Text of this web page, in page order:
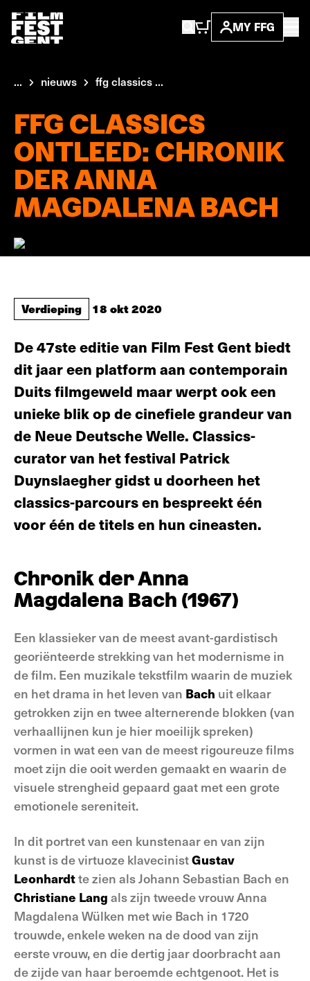
MY FFG
... nieuws ffg classics ...
FFG CLASSICS
ONTLEED: CHRONIK
DER ANNA
MAGDALENA BACH
Verdieping 18 okt 2020
De 47ste editie van Film Fest Gent biedt
dit jaar een platform aan contemporain
Duits filmgeweld maar werpt ook een
unieke blik op de cinefiele grandeur van
de Neue Deutsche Welle. Classics-
curator van het festival Patrick
Duynslaegher gidst u doorheen het
classics-parcours en bespreekt één
voor één de titels en hun cineasten.
Chronik der Anna
Magdalena Bach (1967)
Een klassieker van de meest avant-gardistisch
georiënteerde strekking van het modernisme in
de film. Een muzikale tekstfilm waarin de muziek
en het drama in het leven van Bach uit elkaar
getrokken zijn en twee alternerende blokken (van
verhaallijnen kun je hier moeilijk spreken)
vormen in wat een van de meest rigoureuze films
moet zijn die ooit werden gemaakt en waarin de
visuele strengheid gepaard gaat met een grote
emotionele sereniteit.
In dit portret van een kunstenaar en van zijn
kunst is de virtuoze klavecinistGustav
Leonhardtte zien als Johann Sebastian Bach en
Christiane Lang als zijn tweede vrouw Anna
Magdalena Wülken met wie Bach in 1720
trouwde, enkele weken na de dood van zijn
eerste vrouw, en die dertig jaar doorbracht aan
de zijde van haar beroemde echtgenoot. Het is